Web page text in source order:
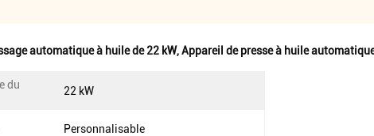
automatique à huile de 22 kW,Appareil de presse à huile
du
22 kW
Personnalisable